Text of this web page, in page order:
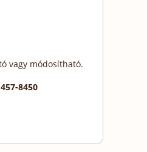
vagy módosítható.
8450